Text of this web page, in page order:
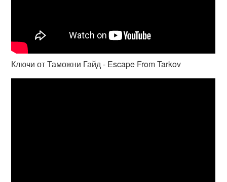
Ключи от Таможни Гайд - Escape From Tarkov